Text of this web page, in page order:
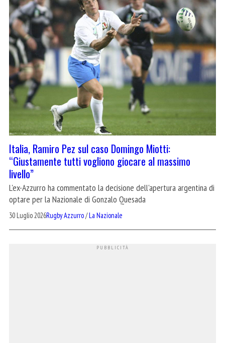
Italia, Ramiro Pez sul caso Domingo Miotti:
“Giustamente tutti vogliono giocare al massimo
livello”
L'ex-Azzurro ha commentato la decisione dell'apertura argentina di
optare per la Nazionale di Gonzalo Quesada
30 Luglio 2026Rugby Azzurro/La Nazionale